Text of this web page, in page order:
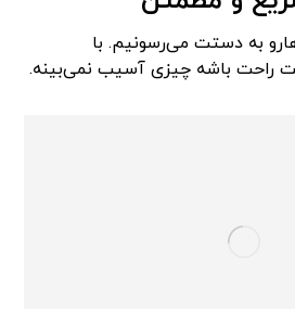
به دستت می‌رسونیم. با
راحت باشه چیزی آسیب نمی‌بینه.